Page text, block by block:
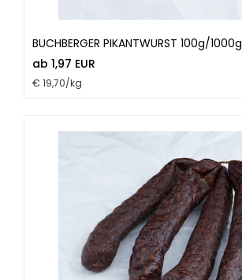
BUCHBERGER PIKANTWURST 100g/1000g
ab 1,97 EUR
€ 19,70/kg